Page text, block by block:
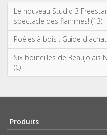
Le nouveau Studio 3
spectacle des flammes! (13)
Poêles à bois : Guide d'achat
Six bouteilles de Beaujolais
(6)
Produits